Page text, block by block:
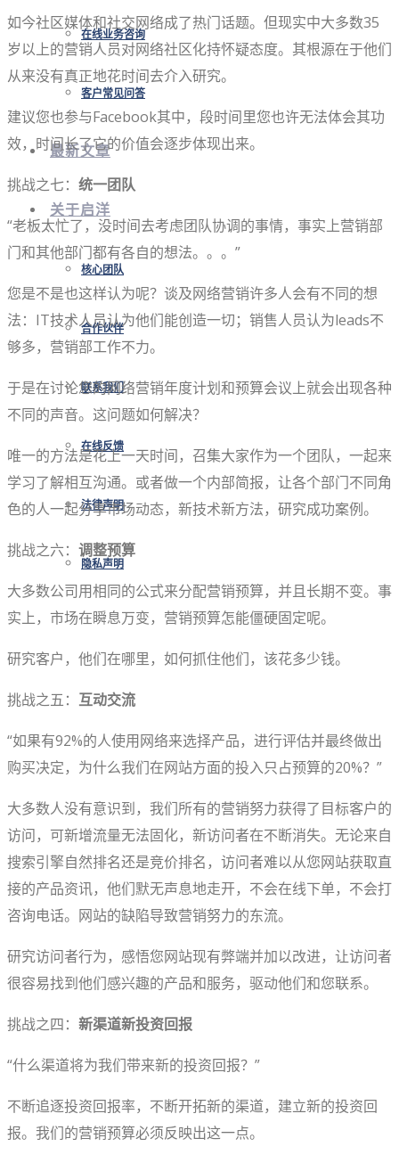
在线业务咨询
客户常见问答
最新文章
关于启洋
核心团队
合作伙伴
联系我们
在线反馈
法律声明
隐私声明
如今社区媒体和社交网络成了热门话题。但现实中大多数35
岁以上的营销人员对网络社区化持怀疑态度。其根源在于他们
从来没有真正地花时间去介入研究。
建议您也参与Facebook其中，段时间里您也许无法体会其功
效，时间长了它的价值会逐步体现出来。
挑战之七： 统一团队
“老板太忙了，没时间去考虑团队协调的事情，事实上营销部
门和其他部门都有各自的想法。。。”
您是不是也这样认为呢？谈及网络营销许多人会有不同的想
法：IT技术人员认为他们能创造一切；销售人员认为leads不
够多，营销部工作不力。
于是在讨论您的网络营销年度计划和预算会议上就会出现各种
不同的声音。这问题如何解决？
唯一的方法是花上一天时间，召集大家作为一个团队，一起来
学习了解相互沟通。或者做一个内部简报，让各个部门不同角
色的人一起分享市场动态，新技术新方法，研究成功案例。
挑战之六： 调整预算
大多数公司用相同的公式来分配营销预算，并且长期不变。事
实上，市场在瞬息万变，营销预算怎能僵硬固定呢。
研究客户，他们在哪里，如何抓住他们，该花多少钱。
挑战之五： 互动交流
“如果有92%的人使用网络来选择产品，进行评估并最终做出
购买决定，为什么我们在网站方面的投入只占预算的20%？”
大多数人没有意识到，我们所有的营销努力获得了目标客户的
访问，可新增流量无法固化，新访问者在不断消失。无论来自
搜索引擎自然排名还是竞价排名，访问者难以从您网站获取直
接的产品资讯，他们默无声息地走开，不会在线下单，不会打
咨询电话。网站的缺陷导致营销努力的东流。
研究访问者行为，感悟您网站现有弊端并加以改进，让访问者
很容易找到他们感兴趣的产品和服务，驱动他们和您联系。
挑战之四： 新渠道新投资回报
“什么渠道将为我们带来新的投资回报？”
不断追逐投资回报率，不断开拓新的渠道，建立新的投资回
报。我们的营销预算必须反映出这一点。